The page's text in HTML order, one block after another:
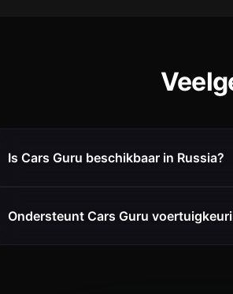
Is Cars Guru beschikbaar in Russia?
Ondersteunt Cars Guru